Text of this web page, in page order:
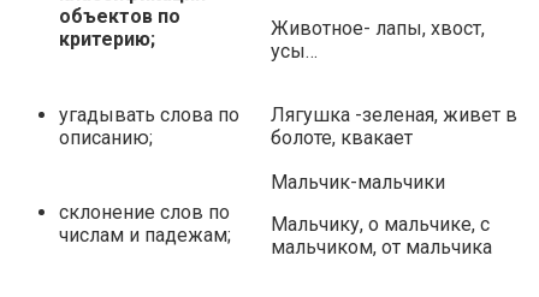
объектов по
критерию;
Животное- лапы, хвост,
усы…
угадывать слова по
описанию;
Лягушка -зеленая, живет в
болоте, квакает
склонение слов по
числам и падежам;
Мальчик-мальчики
Мальчику, о мальчике, с
мальчиком, от мальчика